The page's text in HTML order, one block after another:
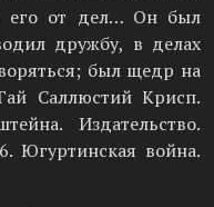
его от дел… Он был
дружбу, в делах
был щедр на
Саллюстий Крисп.
Издательство.
Югуртинская война.